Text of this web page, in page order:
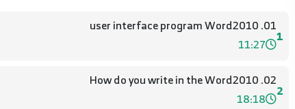
1
01. user interface program Word2010
11:27
2
02. How do you write in the Word2010
18:18